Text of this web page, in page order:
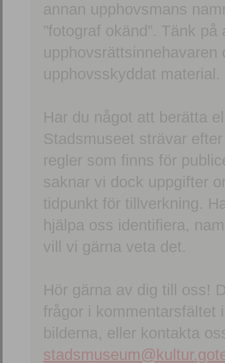
annan upphovsmans
”fotograf okänd”. Tänk
upphovsskyddat material.
Har du något att berätta
Stadsmuseet strävar
regler som finns för
saknar vi dock uppgifter
tidpunkt för tillverkning.
hjälpa oss identifiera,
vill vi gärna veta det.
Hör gärna av dig till oss!
frågor i kommentarsfältet
bilderna, eller kontakta